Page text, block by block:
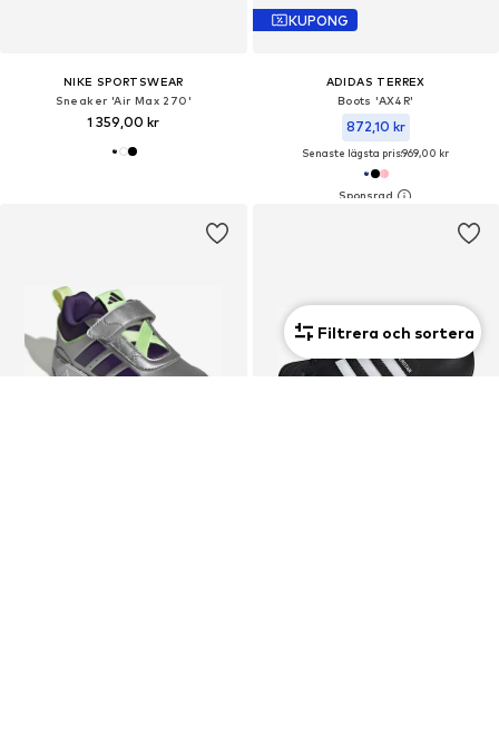
NIKE SPORTSWEAR
Sneaker 'Air Max 270'
1 359,00 kr
KUPONG
ADIDAS TERREX
Boots 'AX4R'
872,10 kr
Senaste lägsta pris:969,00 kr
Filtrera och sortera